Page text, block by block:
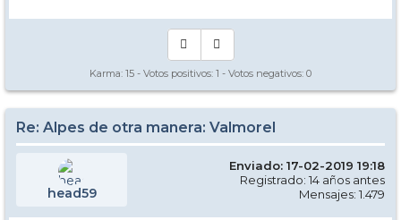
Karma: 15 - Votos positivos: 1 - Votos negativos: 0
Re: Alpes de otra manera: Valmorel
head59
Enviado: 17-02-2019 19:18
Registrado: 14 años antes
Mensajes: 1.479